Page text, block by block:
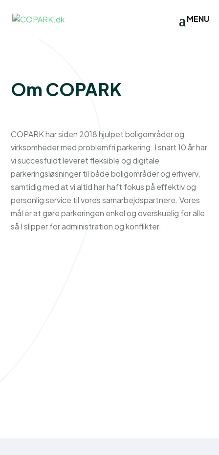
Om COPARK
COPARK har siden 2018 hjulpet boligområder og
virksomheder med problemfri parkering. I snart 10 år har
vi succesfuldt leveret fleksible og digitale
parkeringsløsninger til både boligområder og erhverv,
samtidig med at vi altid har haft fokus på effektiv og
personlig service til vores samarbejdspartnere. Vores
mål er at gøre parkeringen enkel og overskuelig for alle,
så I slipper for administration og konflikter.